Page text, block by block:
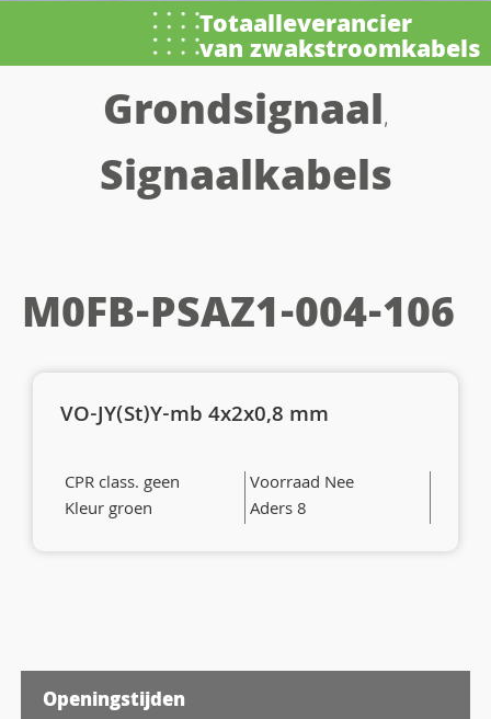
Totaalleverancier
van zwakstroomkabels
Grondsignaal,
Signaalkabels
M0FB-PSAZ1-004-106
VO-JY(St)Y-mb 4x2x0,8 mm
CPR class. geen
Voorraad Nee
Kleur groen
Aders 8
Openingstijden